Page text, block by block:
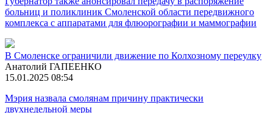
больниц и поликлиник Смоленской области передвижного
комплекса с аппаратами для флюорографии и маммографии
В Смоленске ограничили движение по Колхозному переулку
Анатолий ГАПЕЕНКО
15.01.2025 08:54
Мэрия назвала смолянам причину практически
двухнедельной меры